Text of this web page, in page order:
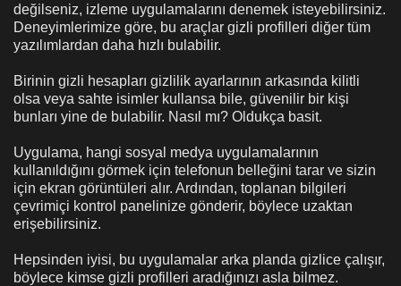
değilseniz, izleme uygulamalarını denemek isteyebilirsiniz.
Deneyimlerimize göre, bu araçlar gizli profilleri diğer tüm
yazılımlardan daha hızlı bulabilir.
Birinin gizli hesapları gizlilik ayarlarının arkasında kilitli
olsa veya sahte isimler kullansa bile, güvenilir bir kişi
bunları yine de bulabilir. Nasıl mı? Oldukça basit.
Uygulama, hangi sosyal medya uygulamalarının
kullanıldığını görmek için telefonun belleğini tarar ve sizin
için ekran görüntüleri alır. Ardından, toplanan bilgileri
çevrimiçi kontrol panelinize gönderir, böylece uzaktan
erişebilirsiniz.
Hepsinden iyisi, bu uygulamalar arka planda gizlice çalışır,
böylece kimse gizli profilleri aradığınızı asla bilmez.